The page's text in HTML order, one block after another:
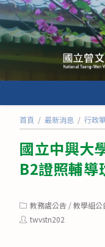
跳
轉
至
內
首頁 / 最新消息 / 行政
國立中興大
B2證照輔導
Post
category:
教務處公告 /教學組公
Posttwvstn202